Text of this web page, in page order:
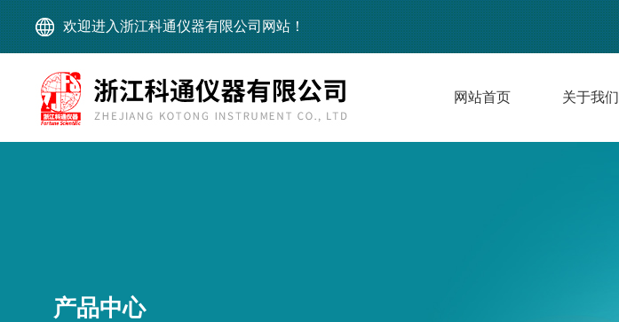
欢迎进入浙江科通仪器有限公司网站！
网站首页 关于我们
产品中心